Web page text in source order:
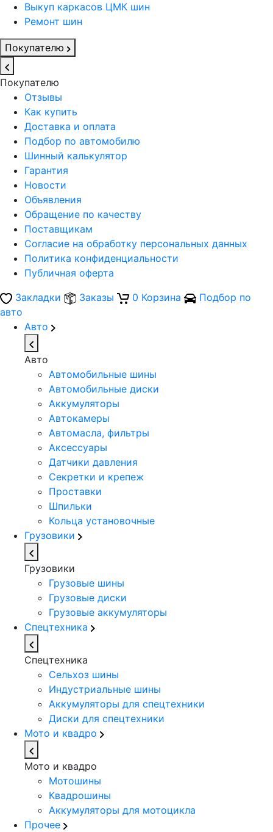
Выкуп каркасов ЦМК шин
Ремонт шин
Покупателю
Покупателю
Отзывы
Как купить
Доставка и оплата
Подбор по автомобилю
Шинный калькулятор
Гарантия
Новости
Объявления
Обращение по качеству
Поставщикам
Согласие на обработку персональных данных
Политика конфиденциальности
Публичная оферта
Закладки
Заказы 0 Корзина
Подбор по
авто
Авто
Авто
Автомобильные шины
Автомобильные диски
Аккумуляторы
Автокамеры
Автомасла, фильтры
Аксессуары
Датчики давления
Секретки и крепеж
Проставки
Шпильки
Кольца установочные
Грузовики
Грузовики
Грузовые шины
Грузовые диски
Грузовые аккумуляторы
Спецтехника
Спецтехника
Сельхоз шины
Индустриальные шины
Аккумуляторы для спецтехники
Диски для спецтехники
Мото и квадро
Мото и квадро
Мотошины
Квадрошины
Аккумуляторы для мотоцикла
Прочее